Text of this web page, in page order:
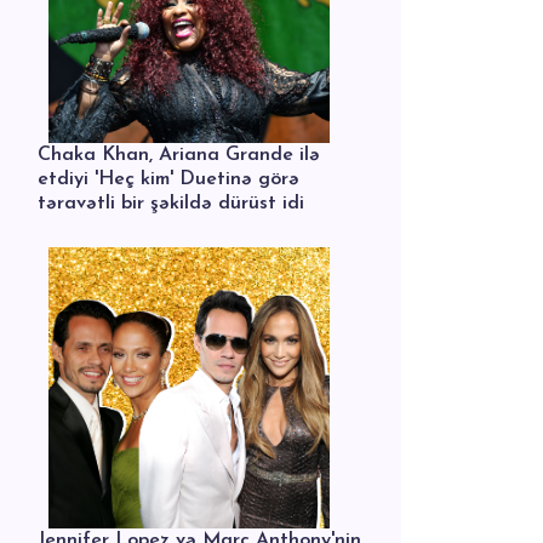
Chaka Khan, Ariana Grande ilə
etdiyi 'Heç kim' Duetinə görə
təravətli bir şəkildə dürüst idi